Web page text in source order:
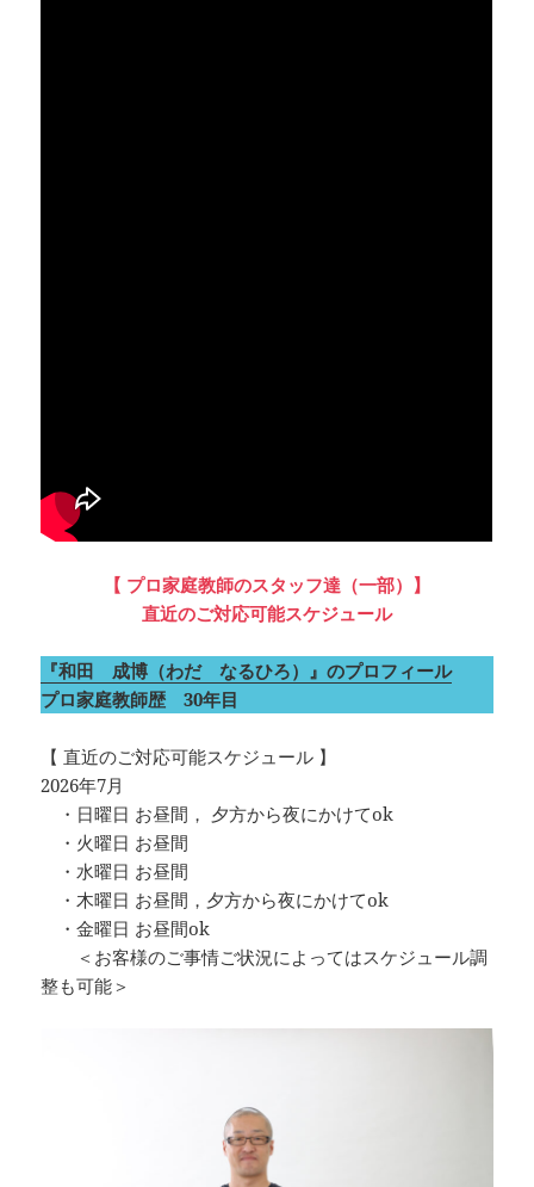
【 プロ家庭教師のスタッフ達（一部）】
直近のご対応可能スケジュール
『和田 成博（わだ なるひろ）』のプロフィール
プロ家庭教師歴 30年目
【 直近のご対応可能スケジュール 】
2026年7月
・日曜日 お昼間， 夕方から夜にかけてok
・火曜日 お昼間
・水曜日 お昼間
・木曜日 お昼間，夕方から夜にかけてok
・金曜日 お昼間ok
＜お客様のご事情ご状況によってはスケジュール調
整も可能＞